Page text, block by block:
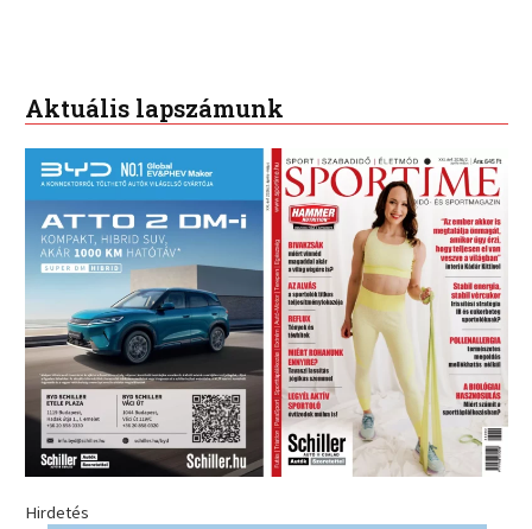
Aktuális lapszámunk
Hirdetés